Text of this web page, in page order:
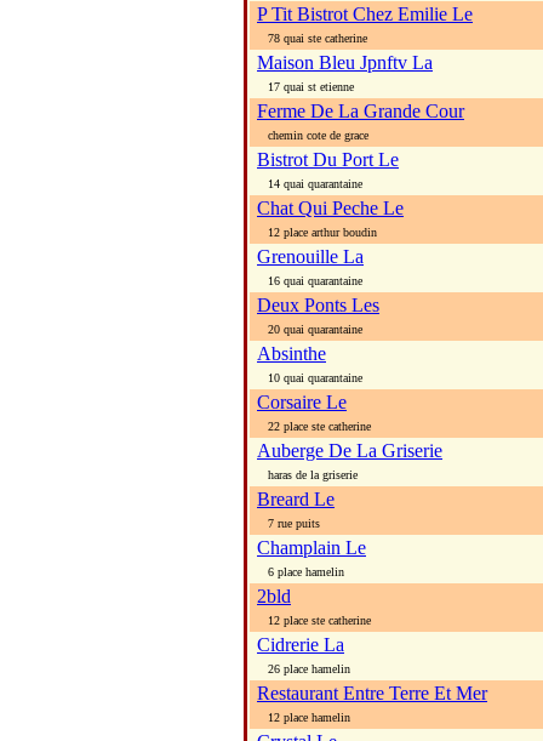
P Tit Bistrot Chez Emilie Le
78 quai ste catherine
Maison Bleu Jpnftv La
17 quai st etienne
Ferme De La Grande Cour
chemin cote de grace
Bistrot Du Port Le
14 quai quarantaine
Chat Qui Peche Le
12 place arthur boudin
Grenouille La
16 quai quarantaine
Deux Ponts Les
20 quai quarantaine
Absinthe
10 quai quarantaine
Corsaire Le
22 place ste catherine
Auberge De La Griserie
haras de la griserie
Breard Le
7 rue puits
Champlain Le
6 place hamelin
2bld
12 place ste catherine
Cidrerie La
26 place hamelin
Restaurant Entre Terre Et Mer
12 place hamelin